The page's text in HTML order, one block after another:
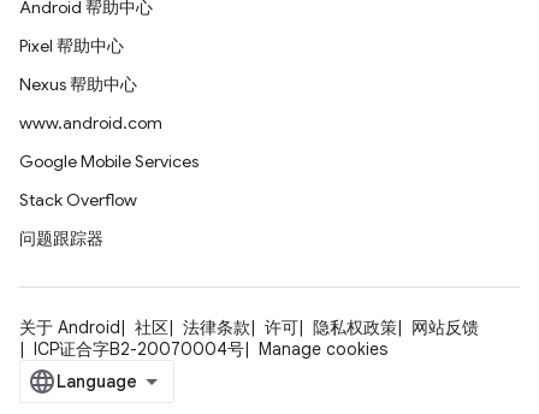
Android 帮助中心
Pixel 帮助中心
Nexus 帮助中心
www.android.com
Google Mobile Services
Stack Overflow
问题跟踪器
关于 Android 社区 法律条款 许可 隐私权政策
网站反馈
ICP证合字B2-20070004号
Manage cookies